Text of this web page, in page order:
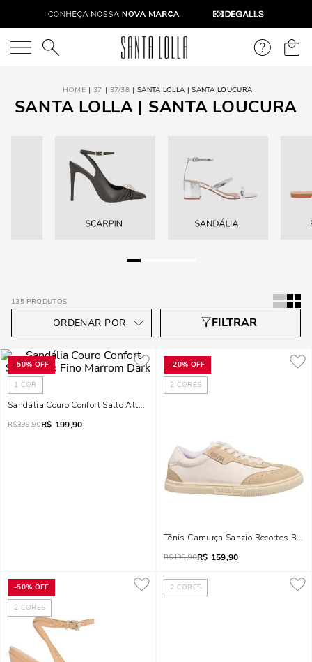
O que você está procurando?
37 37/38 SANTA LOLLA | SANTA LOUCURA
SANTA LOLLA | SANTA LOUCURA
135 PRODUTOS
-50% OFF
1 COR
Sandália Couro Confort Salto Alto Fino Marrom Dark
R$399,90R$ 199,90
-20% OFF
2 CORES
Tênis Camurça Sanzio Recortes
R$199,90R$ 159,90
-50% OFF
2 CORES
2 CORES